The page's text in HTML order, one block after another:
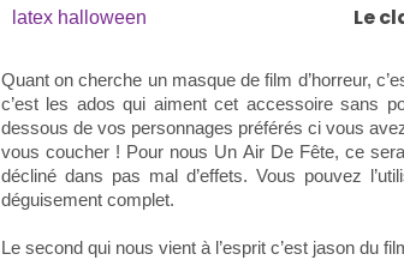
latex halloween
Le
Quant on cherche un masque de film d’horreur,
c’est les ados qui aiment cet accessoire sans
dessous de vos personnages préférés ci vous
vous coucher ! Pour nous Un Air De Fête, ce
décliné dans pas mal d’effets. Vous pouvez
déguisement complet.
Le second qui nous vient à l’esprit c’est jason du